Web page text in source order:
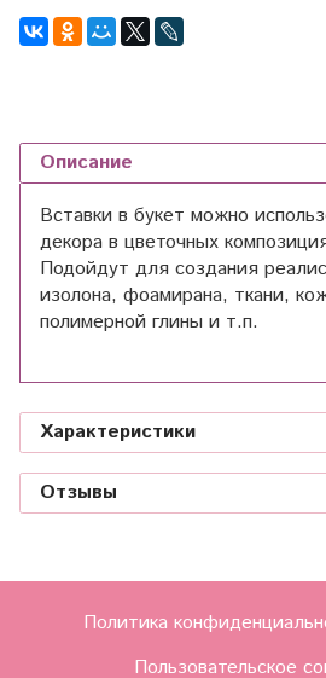
Описание
Вставки в букет можно
декора в цветочных
Подойдут для создания
изолона, фоамирана, ткани,
полимерной глины и т.п.
Характеристики
Отзывы
Политика
Пользовательское